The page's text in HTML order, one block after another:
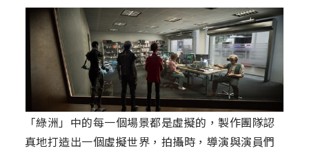
「綠洲」中的每一個場景都是虛擬的，製作團隊認
真地打造出一個虛擬世界，拍攝時，導演與演員們